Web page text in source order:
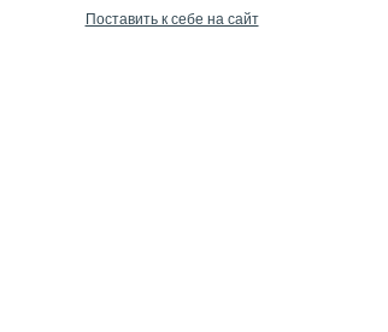
Поставить к себе на сайт